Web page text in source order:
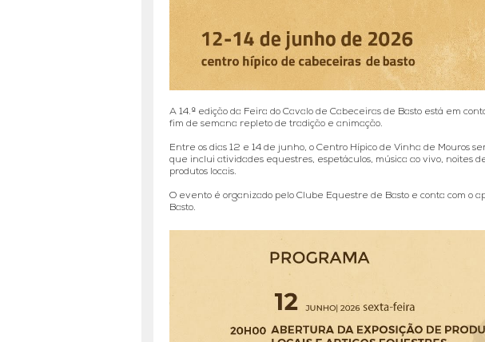
A 14.ª edição da Feira do Cavalo de Cabeceiras de Basto está em
fim de semana repleto de tradição e animação.
Entre os dias 12 e 14 de junho, o Centro Hípico de Vinha de Mouros
que inclui atividades equestres, espetáculos, música ao vivo, noites
produtos locais.
O evento é organizado pelo Clube Equestre de Basto e conta com o
Basto.